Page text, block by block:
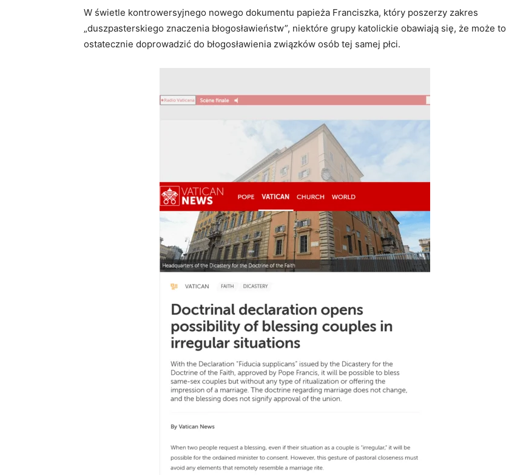
W świetle kontrowersyjnego nowego dokumentu papieża Franciszka, który poszerzy zakres
„duszpasterskiego znaczenia błogosławieństw”, niektóre grupy katolickie obawiają się, że może to
ostatecznie doprowadzić do błogosławienia związków osób tej samej płci.